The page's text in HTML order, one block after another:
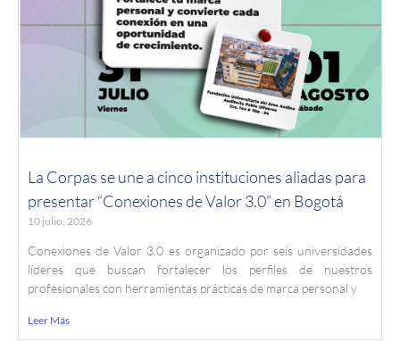
La Corpas se une a cinco instituciones aliadas para
presentar “Conexiones de Valor 3.0” en Bogotá
10 julio, 2026
Conexiones de Valor 3.0 es organizado por seis universidades
líderes que buscan fortalecer los perfiles de nuestros
profesionales con herramientas prácticas de marca personal y
Leer Más